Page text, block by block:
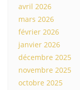
avril 2026
mars 2026
février 2026
janvier 2026
décembre 2025
novembre 2025
octobre 2025